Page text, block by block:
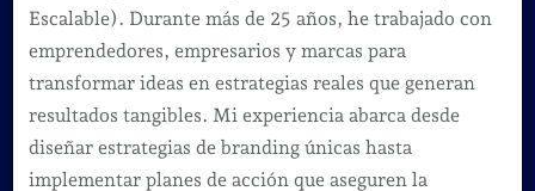
Escalable). Durante más de 25 años, he trabajado con
emprendedores, empresarios y marcas para
transformar ideas en estrategias reales que generan
resultados tangibles. Mi experiencia abarca desde
diseñar estrategias de branding únicas hasta
implementar planes de acción que aseguren la